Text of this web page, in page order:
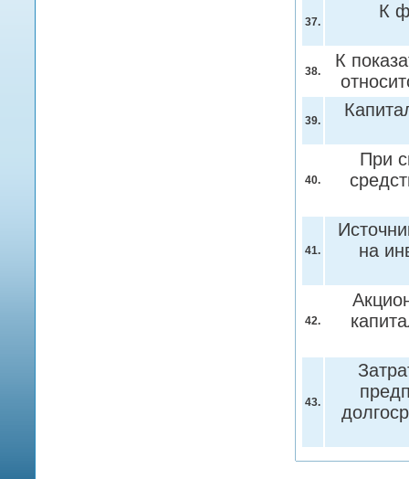
37.
К
38.
К
39.
40.
При
41.
на
42.
43.